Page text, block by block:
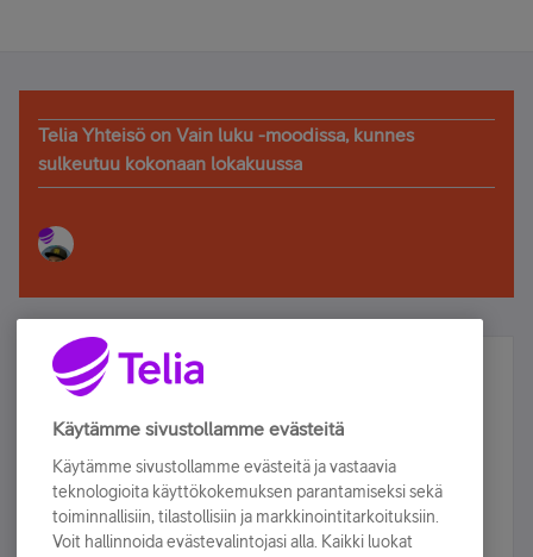
Telia Yhteisö on Vain luku -moodissa, kunnes
sulkeutuu kokonaan lokakuussa
Älä jää paitsi – osallistu ja voita!
Tilaa Telian uutiskirje ja olet mukana arvonnassa.
sähköpostiisi.
Tilaa nyt
Käytämme sivustollamme evästeitä
Käytämme sivustollamme evästeitä ja vastaavia
teknologioita käyttökokemuksen parantamiseksi sekä
toiminnallisiin, tilastollisiin ja markkinointitarkoituksiin.
Voit hallinnoida evästevalintojasi alla. Kaikki luokat